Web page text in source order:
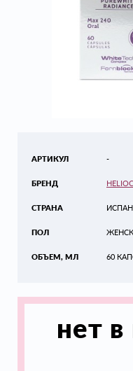
АРТИКУЛ
БРЕНД
СТРАНА
ПОЛ
ОБЪЕМ, МЛ
-
60
нет